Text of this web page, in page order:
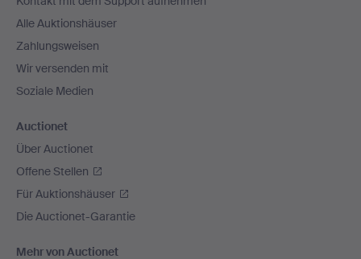
Alle Auktionshäuser
Zahlungsweisen
Wir versenden mit
Soziale Medien
Auctionet
Über Auctionet
Offene Stellen
Für Auktionshäuser
Die Auctionet-Garantie
Mehr von Auctionet